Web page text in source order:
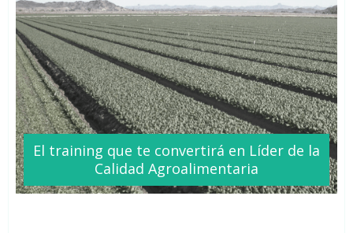
El training que te convertirá en Líder de la
Calidad Agroalimentaria